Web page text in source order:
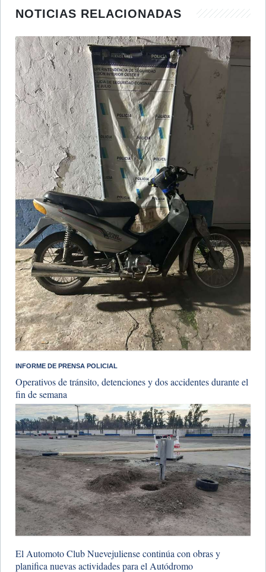
NOTICIAS RELACIONADAS
INFORME DE PRENSA POLICIAL
Operativos de tránsito, detenciones y dos accidentes durante el
fin de semana
El Automoto Club Nuevejuliense continúa con obras y
planifica nuevas actividades para el Autódromo